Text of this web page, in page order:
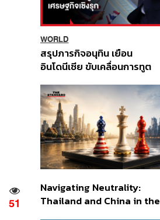
51
WORLD
สรุปภารกิจอนุทิน เยือน
อินโดนีเซีย ขับเคลื่อนการทูต
ส่วนยุทธศาสตร์ไทย –
อินโดนีเซีย
Navigating Neutrality:
Thailand and China in the